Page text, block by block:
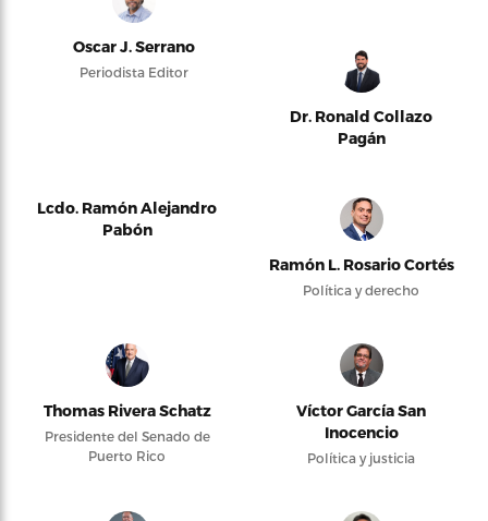
Oscar J. Serrano
Periodista Editor
Dr. Ronald Collazo
Pagán
Lcdo. Ramón Alejandro
Pabón
Ramón L. Rosario Cortés
Política y derecho
Thomas Rivera Schatz
Presidente del Senado de
Puerto Rico
Víctor García San
Inocencio
Política y justicia